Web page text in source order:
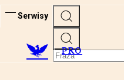
Serwisy
PRO